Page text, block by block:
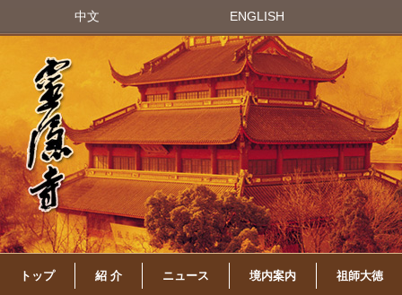
中文 ENGLISH
トップ 紹 介 ニュース 境内案内 祖師大徳